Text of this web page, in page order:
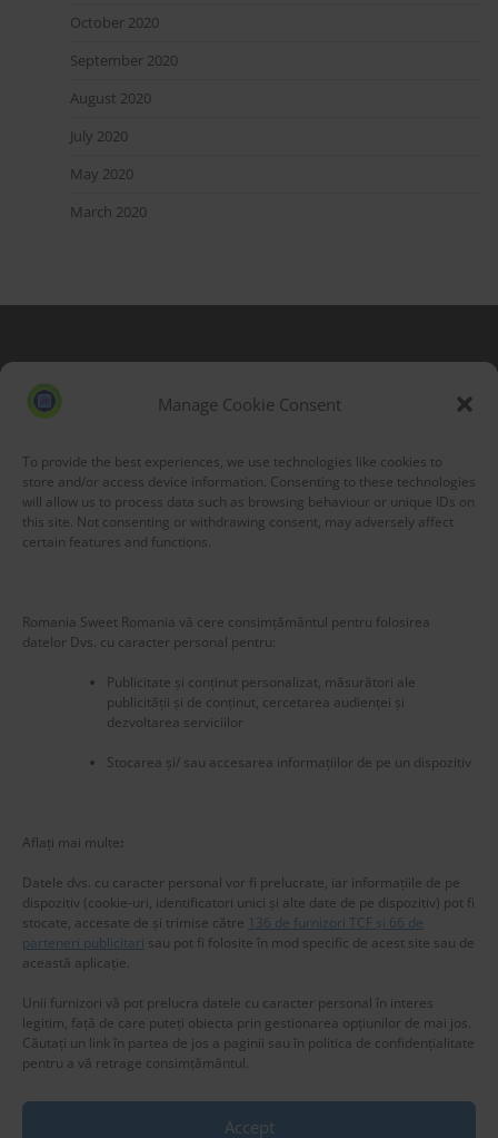
Manage Cookie Consent
To provide the best experiences, we use technologies like cookies to
store and/or access device information. Consenting to these technologies
will allow us to process data such as browsing behaviour or unique IDs on
this site. Not consenting or withdrawing consent, may adversely affect
certain features and functions.
Romania Sweet Romania vă cere consimțământul pentru folosirea
datelor Dvs. cu caracter personal pentru:
Publicitate și conținut personalizat, măsurători ale
publicității și de conținut, cercetarea audienței și
dezvoltarea serviciilor
Stocarea și/ sau accesarea informațiilor de pe un dispozitiv
Aflați mai multe:
Datele dvs. cu caracter personal vor fi prelucrate, iar informațiile de pe
dispozitiv (cookie-uri, identificatori unici și alte date de pe dispozitiv) pot fi
stocate, accesate de și trimise către 136 de furnizori TCF și 66 de
parteneri publicitari sau pot fi folosite în mod specific de acest site sau de
această aplicație.
Unii furnizori vă pot prelucra datele cu caracter personal în interes
legitim, față de care puteți obiecta prin gestionarea opțiunilor de mai jos.
Căutați un link în partea de jos a paginii sau în politica de confidențialitate
pentru a vă retrage consimțământul.
Accept
October 2020
September 2020
August 2020
July 2020
May 2020
March 2020